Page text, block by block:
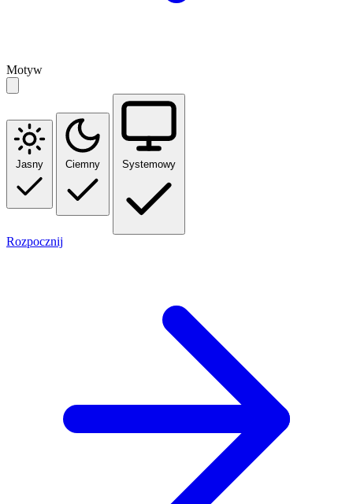
Motyw
Jasny Ciemny Systemowy
Rozpocznij